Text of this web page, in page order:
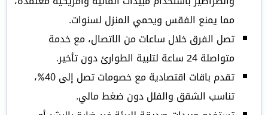
مما يمنع الفقس ويحمي المنزل لسنوات.
تصل الفرق خلال ساعات من الاتصال، مع خدمة
متواصلة 24 ساعة لتلبية الطوارئ دون تأخير.
تقدم باقات اقتصادية مع خصومات تصل إلى 40%،
تناسب الشقق والفلل دون ضغط مالي.